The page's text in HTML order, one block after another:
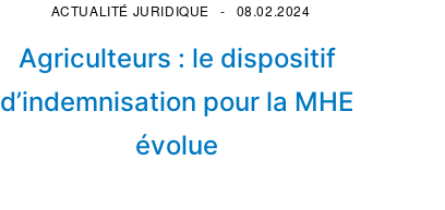
Agriculteurs : le dispositif
d’indemnisation pour la MHE
évolue
08.02.2024
ACTUALITÉ JURIDIQUE